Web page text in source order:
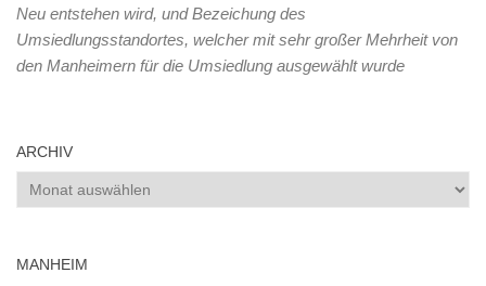
Neu entstehen wird, und Bezeichung des
Umsiedlungsstandortes, welcher mit sehr großer Mehrheit von
den Manheimern für die Umsiedlung ausgewählt wurde
ARCHIV
Archiv
MANHEIM